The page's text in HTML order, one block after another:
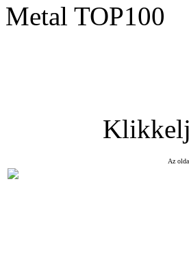
Metal TOP100
Klikkelj
Az